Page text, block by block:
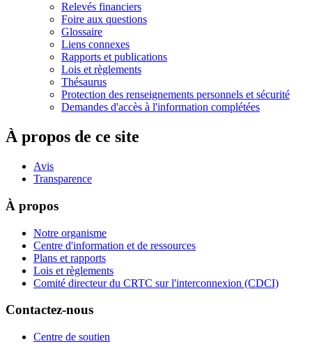
Relevés financiers
Foire aux questions
Glossaire
Liens connexes
Rapports et publications
Lois et règlements
Thésaurus
Protection des renseignements personnels et sécurité
Demandes d'accès à l'information complétées
À propos de ce site
Avis
Transparence
À propos
Notre organisme
Centre d'information et de ressources
Plans et rapports
Lois et règlements
Comité directeur du CRTC sur l'interconnexion (CDCI)
Contactez-nous
Centre de soutien